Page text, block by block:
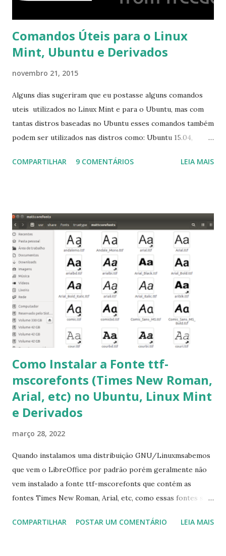
Comandos Úteis para o Linux
Mint, Ubuntu e Derivados
novembro 21, 2015
Alguns dias sugeriram que eu postasse alguns comandos
uteis utilizados no Linux Mint e para o Ubuntu, mas com
tantas distros baseadas no Ubuntu esses comandos também
podem ser utilizados nas distros como: Ubuntu 15.04,
Linux Mint 17, Pinguy OS 14.04, Elementary OS 0.3, Deepin
para usuários iniciantes... 1- Atualizar a lista de pacotes: $
sudo apt-get update 2- Atualizar toda a distro: $ sudo apt-
get -f dist-upgrade ou update-manager -d -c 3- Instalar
pacotes: $ sudo apt-get install [nome do pacote] 4-
Procurar arquivos corrompidos: $ sudo apt-get check 5-
Corrigir problemas de dependências, concluir instalação de
pacotes pendentes e outros erros: $ sudo apt-get -f install
6- Se o comando sudo apt-get -f install nã...
COMPARTILHAR 9 COMENTÁRIOS LEIA MAIS
Como Instalar a Fonte ttf-
mscorefonts (Times New Roman,
Arial, etc) no Ubuntu, Linux Mint
e Derivados
março 28, 2022
Quando instalamos uma distribuição GNU/Linuxmsabemos
que vem o LibreOffice por padrão porém geralmente não
vem instalado a fonte ttf-mscorefonts que contém as
fontes Times New Roman, Arial, etc, como essas fontes são
a Associação Brasileira de Normas Técnicas (ABNT), exige
COMPARTILHAR POSTAR UM COMENTÁRIO LEIA MAIS